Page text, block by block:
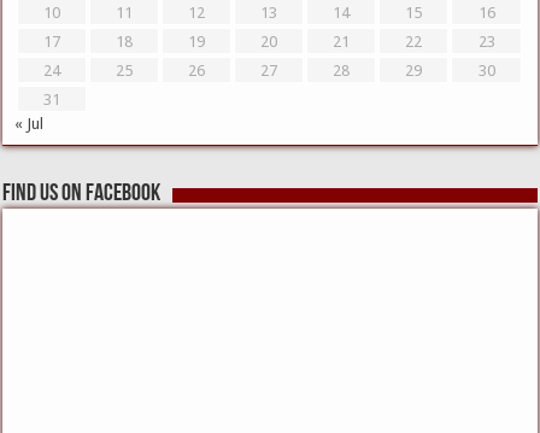
10
11 12 13 14 15
16
17
18 19 20 21 22
23
24
25 26 27 28 29
30
31
« Jul
Find us on Facebook